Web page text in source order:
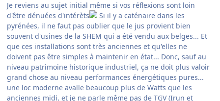
Je reviens au sujet initial même si vos réflexions sont loin
d'être dénuées d'intérèts
Si il y a caténaire dans les
pyrénées, il ne faut pas oublier que le jus provient bien
souvent d'usines de la SHEM qui a été vendu aux belges... Et
que ces installations sont très anciennes et qu'elles ne
doivent pas être simples à maintenir en état... Donc, sauf au
niveau patrimoine historique industriel, ça ne doit plus valoir
grand chose au niveau performances énergétiques pures...
une loc moderne avalle beaucoup plus de Watts que les
anciennes midi, et je ne parle même pas de TGV (Irun et